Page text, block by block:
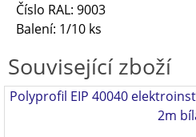
Číslo RAL: 9003
Balení: 1/10 ks
Související zboží
Polyprofil EIP 40040
2m